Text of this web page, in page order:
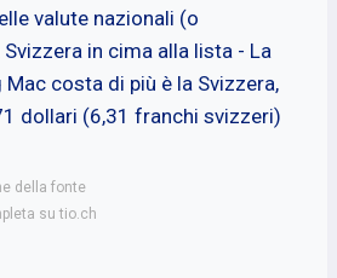
valute nazionali (o
in cima alla lista - La
costa di più è la Svizzera,
dollari (6,31 franchi svizzeri)
della fonte
su tio.ch